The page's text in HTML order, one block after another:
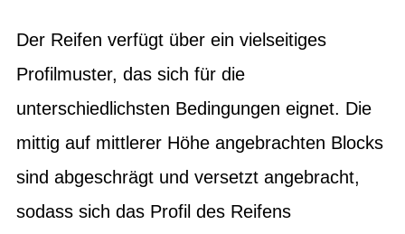
Der Reifen verfügt über ein vielseitiges
Profilmuster, das sich für die
unterschiedlichsten Bedingungen eignet. Die
mittig auf mittlerer Höhe angebrachten Blocks
sind abgeschrägt und versetzt angebracht,
sodass sich das Profil des Reifens